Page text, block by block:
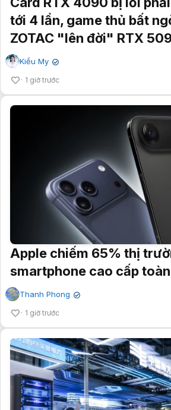
tới 4 lần, game thủ bất
ZOTAC "lên đời" RTX
Kiều My ✔
1 giờ trước
Apple chiếm 65% thị
smartphone cao cấp
Thanh Phong ✔
1 giờ trước